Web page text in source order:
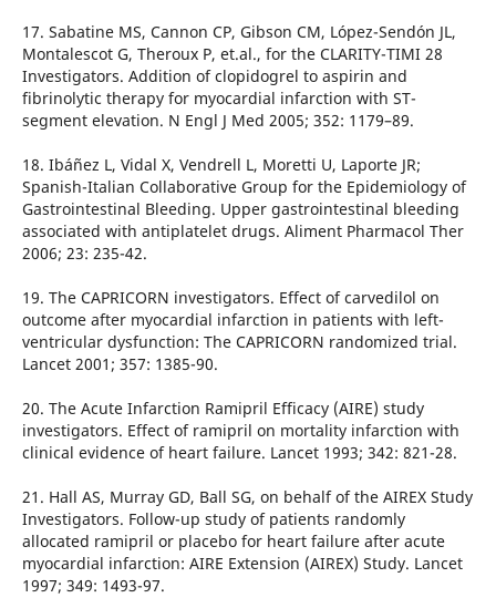
17. Sabatine MS, Cannon CP, Gibson CM, López-Sendón JL,
Montalescot G, Theroux P, et.al., for the CLARITY-TIMI 28
Investigators. Addition of clopidogrel to aspirin and
fibrinolytic therapy for myocardial infarction with ST-
segment elevation. N Engl J Med 2005; 352: 1179–89.
18. Ibáñez L, Vidal X, Vendrell L, Moretti U, Laporte JR;
Spanish-Italian Collaborative Group for the Epidemiology of
Gastrointestinal Bleeding. Upper gastrointestinal bleeding
associated with antiplatelet drugs. Aliment Pharmacol Ther
2006; 23: 235-42.
19. The CAPRICORN investigators. Effect of carvedilol on
outcome after myocardial infarction in patients with left-
ventricular dysfunction: The CAPRICORN randomized trial.
Lancet 2001; 357: 1385-90.
20. The Acute Infarction Ramipril Efficacy (AIRE) study
investigators. Effect of ramipril on mortality infarction with
clinical evidence of heart failure. Lancet 1993; 342: 821-28.
21. Hall AS, Murray GD, Ball SG, on behalf of the AIREX Study
Investigators. Follow-up study of patients randomly
allocated ramipril or placebo for heart failure after acute
myocardial infarction: AIRE Extension (AIREX) Study. Lancet
1997; 349: 1493-97.